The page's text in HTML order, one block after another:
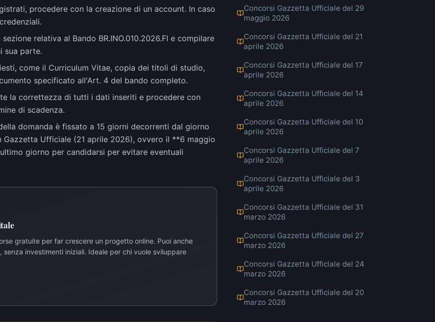
procedere con la creazione di un account. In caso
relativa al Bando BR.INO.010.2026.FI e compilare
sua parte.
come il Curriculum Vitae, copia dei titoli di studio,
specificato all'Art. 4 del bando completo.
la correttezza di tutti i dati inseriti e procedere con
di scadenza.
domanda è fissato a 15 giorni decorrenti dal giorno
Ufficiale (21 aprile 2026), ovvero il **6 maggio
giorno per candidarsi per evitare eventuali
gratuite per far crescere un progetto online. Puoi anche
investimenti iniziali. Ideale per chi vuole sviluppare
Concorsi Gazzetta Ufficiale del 29
maggio 2026
Concorsi Gazzetta Ufficiale del 21
aprile 2026
Concorsi Gazzetta Ufficiale del 17
aprile 2026
Concorsi Gazzetta Ufficiale del 14
aprile 2026
Concorsi Gazzetta Ufficiale del 10
aprile 2026
Concorsi Gazzetta Ufficiale del 7
aprile 2026
Concorsi Gazzetta Ufficiale del 3
aprile 2026
Concorsi Gazzetta Ufficiale del 31
marzo 2026
Concorsi Gazzetta Ufficiale del 27
marzo 2026
Concorsi Gazzetta Ufficiale del 24
marzo 2026
Concorsi Gazzetta Ufficiale del 20
marzo 2026